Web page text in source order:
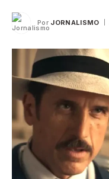
Por JORNALISMO